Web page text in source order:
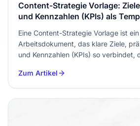
Content-Strategie Vorlage:
und Kennzahlen (KPIs) als
Eine Content-Strategie Vorlage ist
Arbeitsdokument, das klare Ziele,
und Kennzahlen (KPIs) so verbindet,
Filter für Ideen, als Briefing-Basis für
Messplan…
Zum Artikel